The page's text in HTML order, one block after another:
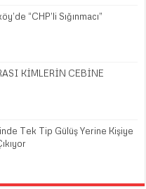
“CHP’li Sığınmacı”
KİMLERİN CEBİNE
Tek Tip Gülüş Yerine Kişiye